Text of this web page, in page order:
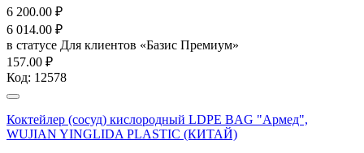
6 200.00 ₽
6 014.00 ₽
в статусе Для клиентов «Базис Премиум»
157.00 ₽
Код: 12578
Коктейлер (сосуд) кислородный LDPE BAG "Армед",
WUJIAN YINGLIDA PLASTIC (КИТАЙ)